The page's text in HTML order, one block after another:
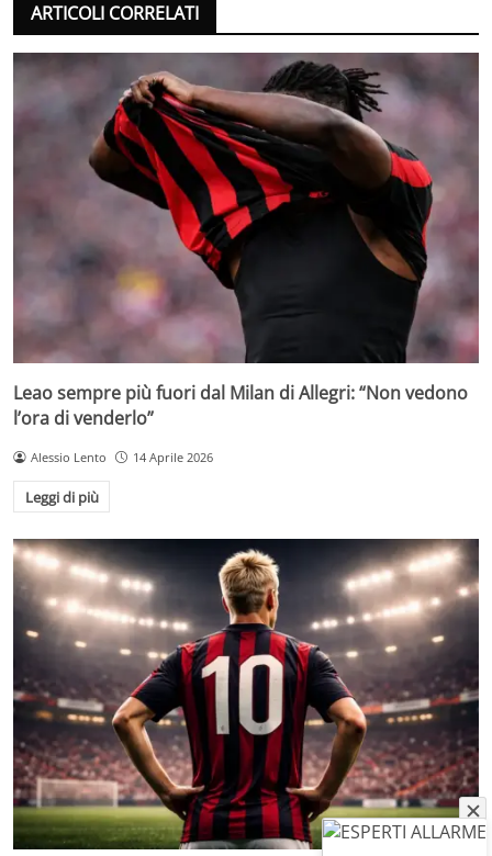
ARTICOLI CORRELATI
Leao sempre più fuori dal Milan di Allegri: “Non vedono
l’ora di venderlo”
Alessio Lento 14 Aprile 2026
Leggi di più